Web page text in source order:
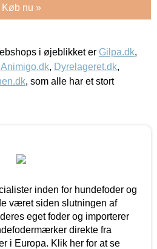
Køb nu »
i øjeblikket er Gilpa.dk,
Animigo.dk, Dyrelageret.dk,
, som alle har et stort
inden for hundefoder og
været siden slutningen af
eget foder og importerer
direkte fra
i Europa. Klik her for at se